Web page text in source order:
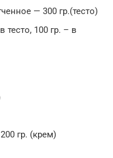
— 300 гр.(тесто)
тесто, 100 гр. – в
гр. (крем)